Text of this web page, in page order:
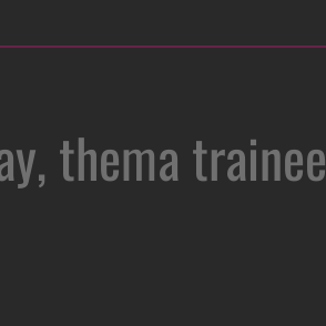
thema trainee